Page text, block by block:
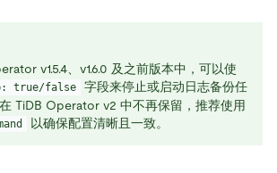
v1.5.4、v1.6.0 及之前版本中，可以使
true/false
字段来停止或启动日志备份任
TiDB Operator v2 中不再保留，推荐使用
以确保配置清晰且一致。